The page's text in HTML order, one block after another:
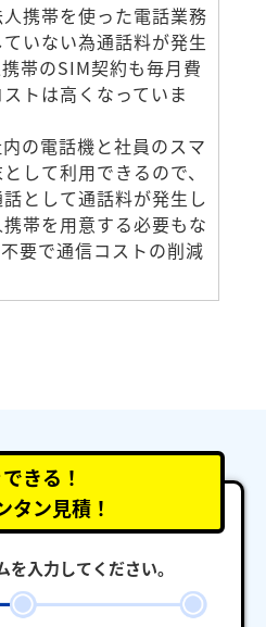
携帯を使った電話業務
いない為通話料が発生
帯のSIM契約も毎月費
トは高くなっていま
の電話機と社員のスマ
して利用できるので、
として通話料が発生し
帯を用意する必要もな
要で通信コストの削減
きる！
タン見積！
を入力してください。